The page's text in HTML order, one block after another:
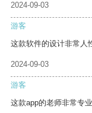
2024-09-03
游客
这款软件的设计非常人
2024-09-03
游客
这款app的老师非常专